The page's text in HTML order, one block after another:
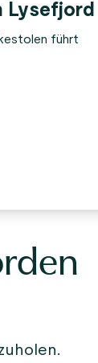
Lysefjord
führt